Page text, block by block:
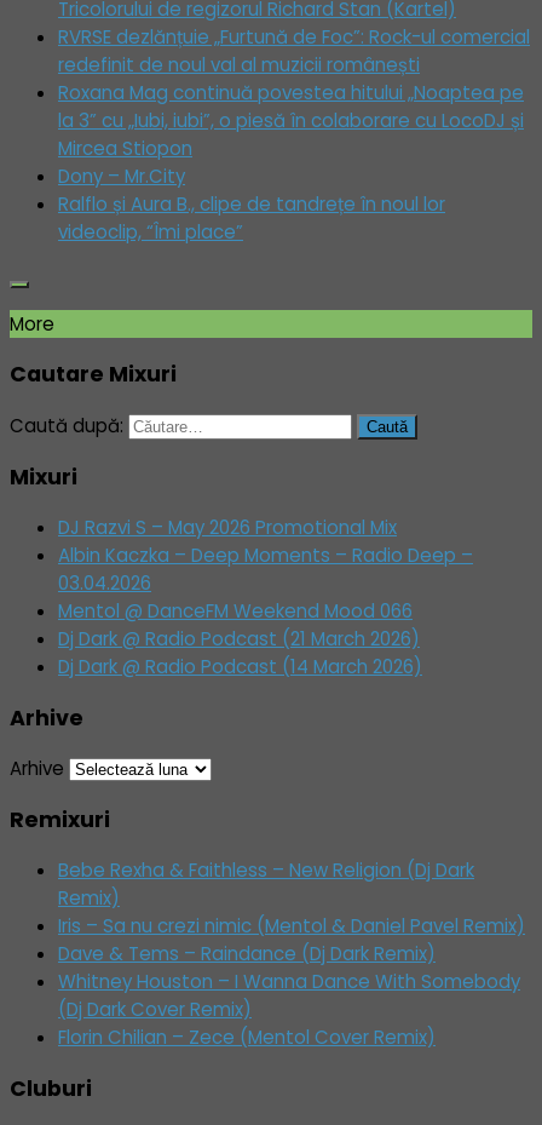
Tricolorului de regizorul Richard Stan (Kartel)
RVRSE dezlănțuie „Furtună de Foc”: Rock-ul comercial
redefinit de noul val al muzicii românești
Roxana Mag continuă povestea hitului „Noaptea pe
la 3” cu „Iubi, iubi”, o piesă în colaborare cu LocoDJ și
Mircea Stiopon
Dony – Mr.City
Ralflo și Aura B., clipe de tandrețe în noul lor
videoclip, “Îmi place”
More
Cautare Mixuri
Caută după:
Mixuri
DJ Razvi S – May 2026 Promotional Mix
Albin Kaczka – Deep Moments – Radio Deep –
03.04.2026
Mentol @ DanceFM Weekend Mood 066
Dj Dark @ Radio Podcast (21 March 2026)
Dj Dark @ Radio Podcast (14 March 2026)
Arhive
Arhive
Remixuri
Bebe Rexha & Faithless – New Religion (Dj Dark
Remix)
Iris – Sa nu crezi nimic (Mentol & Daniel Pavel Remix)
Dave & Tems – Raindance (Dj Dark Remix)
Whitney Houston – I Wanna Dance With Somebody
(Dj Dark Cover Remix)
Florin Chilian – Zece (Mentol Cover Remix)
Cluburi